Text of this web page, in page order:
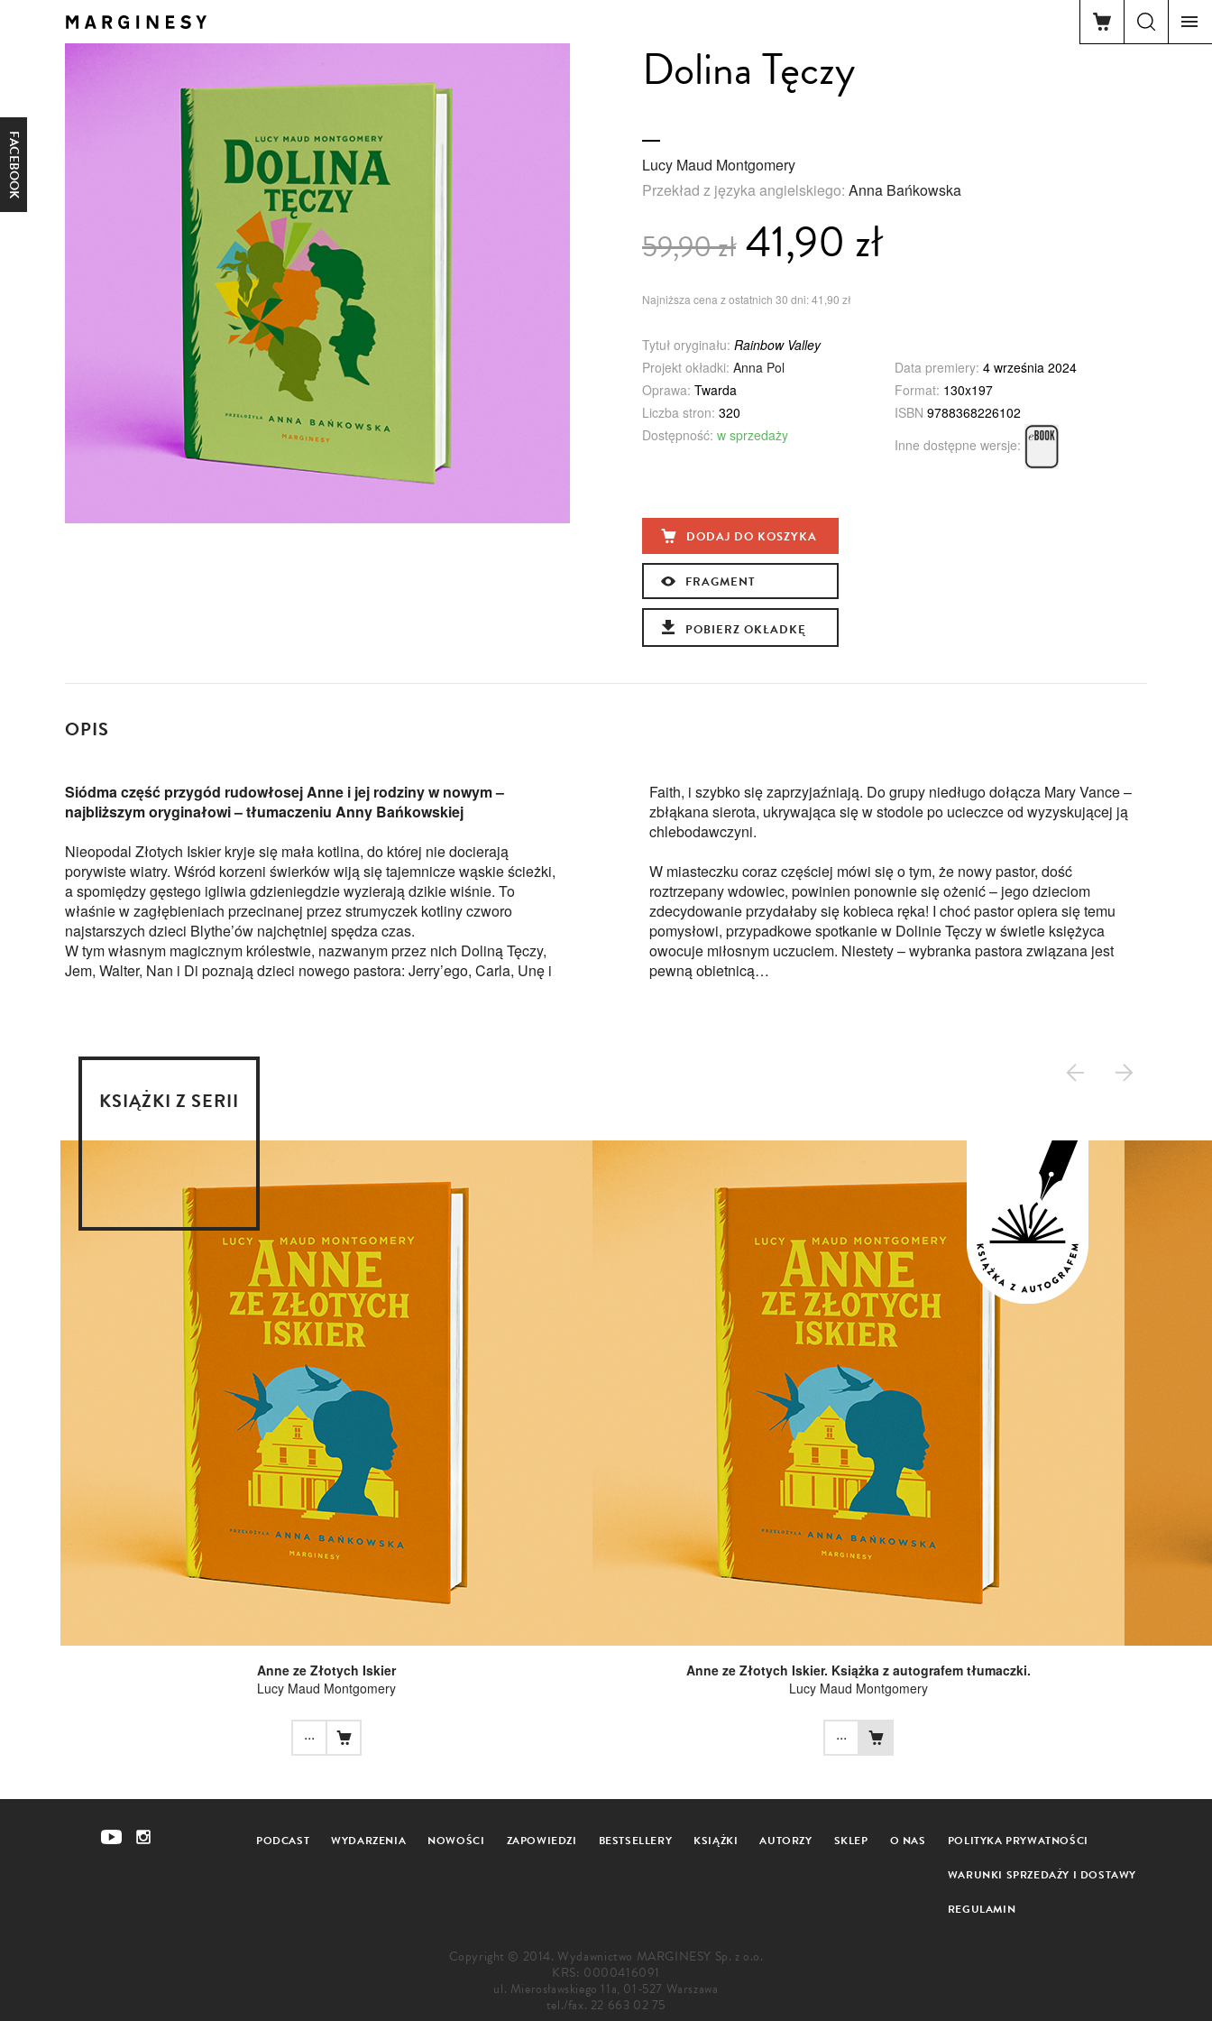
FACEBOOK
Dolina Tęczy
Lucy Maud Montgomery
Przekład z języka angielskiego: Anna Bańkowska
59,90 zł41,90 zł
Najniższa cena z ostatnich 30 dni: 41,90 zł
Tytuł oryginału: Rainbow Valley
Projekt okładki: Anna Pol Data premiery: 4 września 2024
Oprawa: Twarda Format: 130x197
Liczba stron: 320 ISBN 9788368226102
Dostępność: w sprzedaży
Inne dostępne wersje:
DODAJ DO KOSZYKA
FRAGMENT
POBIERZ OKŁADKĘ
OPIS
Siódma część przygód rudowłosej Anne i jej rodziny w nowym –
najbliższym oryginałowi – tłumaczeniu Anny Bańkowskiej
Nieopodal Złotych Iskier kryje się mała kotlina, do której nie docierają
porywiste wiatry. Wśród korzeni świerków wiją się tajemnicze wąskie ścieżki,
a spomiędzy gęstego igliwia gdzieniegdzie wyzierają dzikie wiśnie. To
właśnie w zagłębieniach przecinanej przez strumyczek kotliny czworo
najstarszych dzieci Blythe’ów najchętniej spędza czas.
W tym własnym magicznym królestwie, nazwanym przez nich Doliną Tęczy,
Jem, Walter, Nan i Di poznają dzieci nowego pastora: Jerry’ego, Carla, Unę i
Faith, i szybko się zaprzyjaźniają. Do grupy niedługo dołącza Mary Vance –
zbłąkana sierota, ukrywająca się w stodole po ucieczce od wyzyskującej ją
chlebodawczyni.
W miasteczku coraz częściej mówi się o tym, że nowy pastor, dość
roztrzepany wdowiec, powinien ponownie się ożenić – jego dzieciom
zdecydowanie przydałaby się kobieca ręka! I choć pastor opiera się temu
pomysłowi, przypadkowe spotkanie w Dolinie Tęczy w świetle księżyca
owocuje miłosnym uczuciem. Niestety – wybranka pastora związana jest
pewną obietnicą…
KSIĄŻKI Z SERII
Anne ze Złotych Iskier
Lucy Maud Montgomery
...
Anne ze Złotych Iskier. Książka z autografem tłumaczki.
Lucy Maud Montgomery
...
PODCAST WYDARZENIA NOWOŚCI ZAPOWIEDZI BESTSELLERY KSIĄŻKI AUTORZY SKLEP O NAS POLITYKA PRYWATNOŚCI
WARUNKI SPRZEDAŻY I DOSTAWY
REGULAMIN
Copyright © 2014. Wydawnictwo MARGINESY Sp. z o.o.
KRS: 0000416091
ul. Mierosławskiego 11a, 01-527 Warszawa
tel./fax. 22 663 02 75